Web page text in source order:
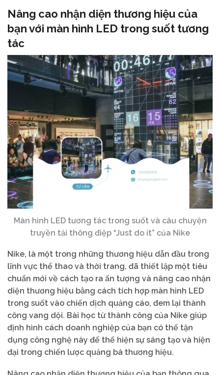
Nâng cao nhận diện thương hiệu của
bạn với màn hình LED trong suốt tương
tác
Màn hình LED tương tác trong suốt và câu chuyện
truyền tải thông điệp “Just do it” của Nike
Nike, là một trong những thương hiệu dẫn đầu trong
lĩnh vực thể thao và thời trang, đã thiết lập một tiêu
chuẩn mới về cách tạo ra ấn tượng và nâng cao nhận
diện thương hiệu bằng cách tích hợp màn hình LED
trong suốt vào chiến dịch quảng cáo, đem lại thành
công vang dội. Bài học từ thành công của Nike giúp
định hình cách doanh nghiệp của bạn có thể tận
dụng công nghệ này để thể hiện sự sáng tạo và hiện
đại trong chiến lược quảng bá thương hiệu.